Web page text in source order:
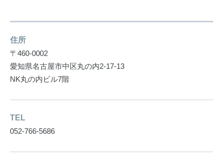
住所
〒460-0002
愛知県名古屋市中区丸の内2-17-13
NK丸の内ビル7階
TEL
052-766-5686